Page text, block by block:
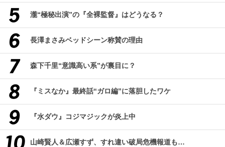
瀧“極秘出演”の『全裸監督』はどうなる？
長澤まさみベッドシーン称賛の理由
森下千里“意識高い系”が裏目に？
『ミスなか』最終話“ガロ編”に落胆したワケ
『水ダウ』コジマジックが炎上中
山崎賢人＆広瀬すず、すれ違い破局危機報道も…